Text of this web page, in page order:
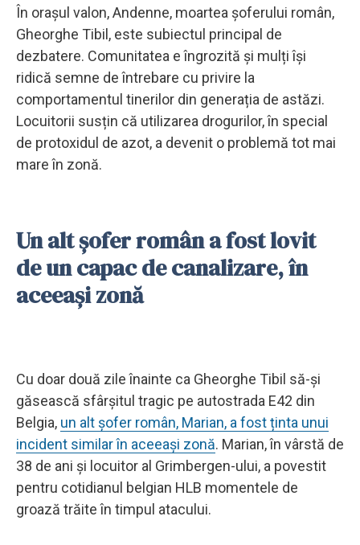
În orașul valon, Andenne, moartea șoferului român,
Gheorghe Tibil, este subiectul principal de
dezbatere. Comunitatea e îngrozită și mulți își
ridică semne de întrebare cu privire la
comportamentul tinerilor din generația de astăzi.
Locuitorii susțin că utilizarea drogurilor, în special
de protoxidul de azot, a devenit o problemă tot mai
mare în zonă.
Un alt șofer român a fost lovit
de un capac de canalizare, în
aceeași zonă
Cu doar două zile înainte ca Gheorghe Tibil să-și
găsească sfârșitul tragic pe autostrada E42 din
Belgia, un alt șofer român, Marian, a fost ținta unui
incident similar în aceeași zonă. Marian, în vârstă de
38 de ani și locuitor al Grimbergen-ului, a povestit
pentru cotidianul belgian HLB momentele de
groază trăite în timpul atacului.